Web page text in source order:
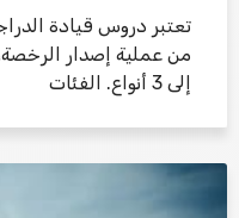
تعتبر دروس قيادة
من عملية إصدار
إلى 3 أنواع. الفئات